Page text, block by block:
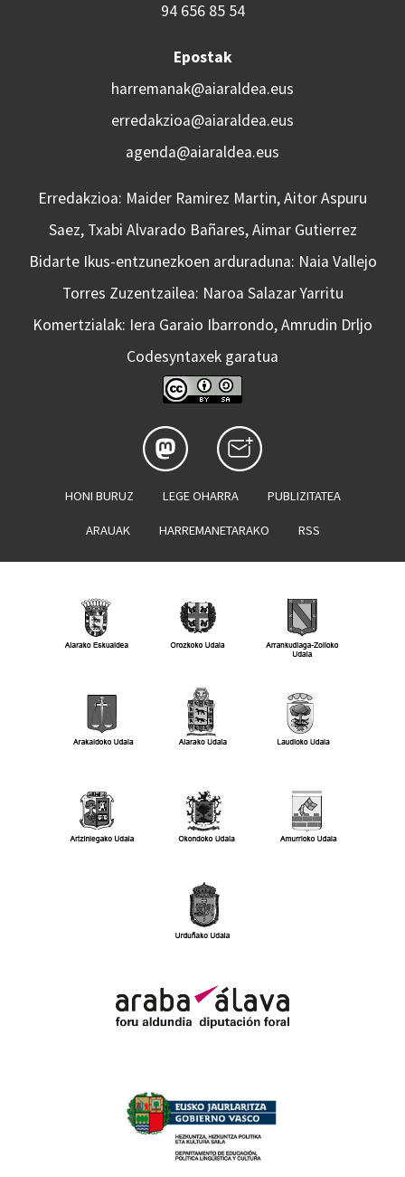
94 656 85 54
Epostak
harremanak@aiaraldea.eus
erredakzioa@aiaraldea.eus
agenda@aiaraldea.eus
Erredakzioa: Maider Ramirez Martin, Aitor Aspuru
Saez, Txabi Alvarado Bañares, Aimar Gutierrez
Bidarte Ikus-entzunezkoen arduraduna: Naia Vallejo
Torres Zuzentzailea: Naroa Salazar Yarritu
Komertzialak: Iera Garaio Ibarrondo, Amrudin Drljo
Codesyntaxek garatua
HONI BURUZ LEGE OHARRA PUBLIZITATEA
ARAUAK HARREMANETARAKO RSS